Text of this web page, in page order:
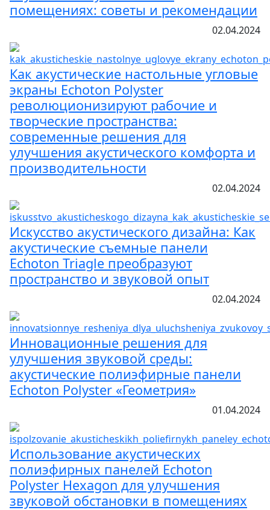
помещениях: советы и рекомендации
02.04.2024
Как акустические настольные угловые
экраны Echoton Polyster
революционизируют рабочие и
творческие пространства:
современные решения для
улучшения акустического комфорта и
производительности
02.04.2024
Искусство акустического дизайна: Как
акустические съемные панели
Echoton Triagle преобразуют
пространство и звуковой опыт
02.04.2024
Инновационные решения для
улучшения звуковой среды:
акустические полиэфирные панели
Echoton Polyster «Геометрия»
01.04.2024
Использование акустических
полиэфирных панелей Echoton
Polyster Hexagon для улучшения
звуковой обстановки в помещениях